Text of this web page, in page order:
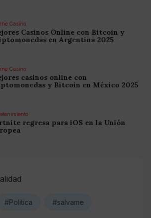
Casino
Casinos Online con Bitcoin y
en Argentina 2025
Casino
casinos online con
y Bitcoin en México 2025
regresa para iOS en la Unión
#Política #salvame